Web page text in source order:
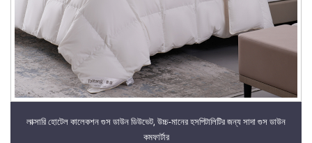
লাক্সারি হোটেল কালেকশন গুস ডাউন ডিউভেট, উচ্চ-মানের হসপিটালিটির জন্য সাদা গুস ডাউন
কমফার্টার